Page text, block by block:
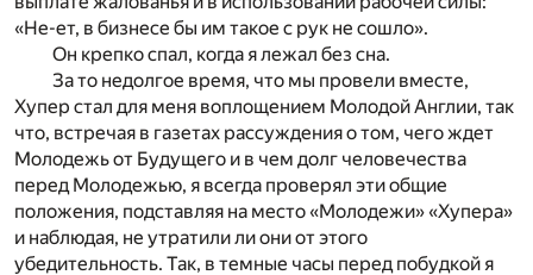
«Не-ет, в бизнесе бы им такое с рук не сошло».
Он крепко спал, когда я лежал без сна.
За то недолгое время, что мы провели вместе,
Хупер стал для меня воплощением Молодой Англии, так
что, встречая в газетах рассуждения о том, чего ждет
Молодежь от Будущего и в чем долг человечества
перед Молодежью, я всегда проверял эти общие
положения, подставляя на место «Молодежи» «Хупера»
и наблюдая, не утратили ли они от этого
убедительность. Так, в темные часы перед побудкой я